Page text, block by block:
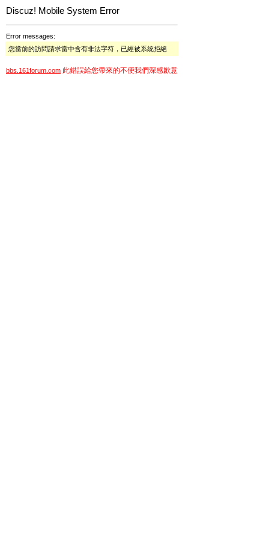
Discuz! Mobile System Error
Error messages:
您當前的訪問請求當中含有非法字符，已經被系統拒絕
bbs.161forum.com 此錯誤給您帶來的不便我們深感歉意